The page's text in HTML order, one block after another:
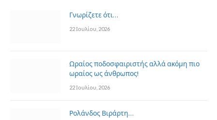
Γνωρίζετε ότι…
22 Ιουλίου, 2026
Ωραίος ποδοσφαιριστής αλλά ακόμη πιο
ωραίος ως άνθρωπος!
22 Ιουλίου, 2026
Ρολάνδος Βιράρτη…